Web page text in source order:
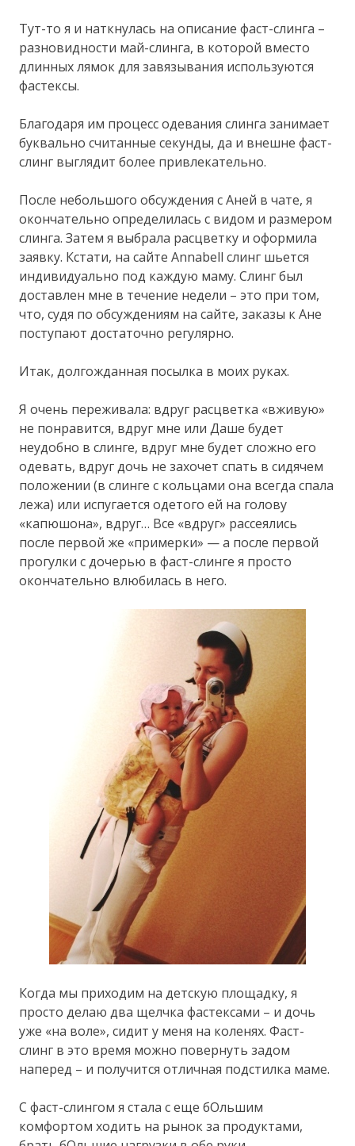
Тут-то я и наткнулась на описание фаст-слинга –
разновидности май-слинга, в которой вместо
длинных лямок для завязывания используются
фастексы.
Благодаря им процесс одевания слинга занимает
буквально считанные секунды, да и внешне фаст-
слинг выглядит более привлекательно.
После небольшого обсуждения с Аней в чате, я
окончательно определилась с видом и размером
слинга. Затем я выбрала расцветку и оформила
заявку. Кстати, на сайте Annabell слинг шьется
индивидуально под каждую маму. Слинг был
доставлен мне в течение недели – это при том,
что, судя по обсуждениям на сайте, заказы к Ане
поступают достаточно регулярно.
Итак, долгожданная посылка в моих руках.
Я очень переживала: вдруг расцветка «вживую»
не понравится, вдруг мне или Даше будет
неудобно в слинге, вдруг мне будет сложно его
одевать, вдруг дочь не захочет спать в сидячем
положении (в слинге с кольцами она всегда спала
лежа) или испугается одетого ей на голову
«капюшона», вдруг… Все «вдруг» рассеялись
после первой же «примерки» — а после первой
прогулки с дочерью в фаст-слинге я просто
окончательно влюбилась в него.
Когда мы приходим на детскую площадку, я
просто делаю два щелчка фастексами – и дочь
уже «на воле», сидит у меня на коленях. Фаст-
слинг в это время можно повернуть задом
наперед – и получится отличная подстилка маме.
С фаст-слингом я стала с еще бОльшим
комфортом ходить на рынок за продуктами,